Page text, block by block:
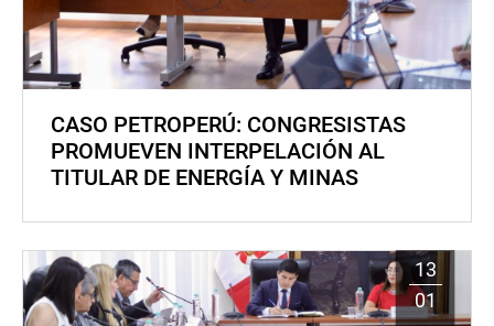
CASO PETROPERÚ: CONGRESISTAS
PROMUEVEN INTERPELACIÓN AL
TITULAR DE ENERGÍA Y MINAS
13
01